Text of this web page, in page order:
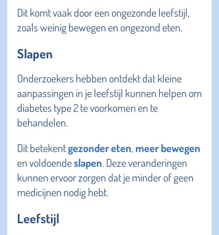
Dit komt vaak door een ongezonde leefstijl,
zoals weinig bewegen en ongezond eten.
Slapen
Onderzoekers hebben ontdekt dat kleine
aanpassingen in je leefstijl kunnen helpen om
diabetes type 2 te voorkomen en te
behandelen.
Dit betekentgezonder eten, meer bewegen
en voldoendeslapen. Deze veranderingen
kunnen ervoor zorgen dat je minder of geen
medicijnen nodig hebt.
Leefstijl